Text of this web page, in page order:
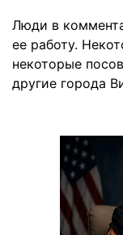
Люди в
ее работу.
некоторые
другие города